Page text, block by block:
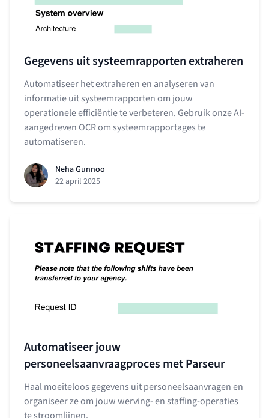
Gegevens uit systeemrapporten extraheren
Automatiseer het extraheren en analyseren van
informatie uit systeemrapporten om jouw
operationele efficiëntie te verbeteren. Gebruik onze AI-
aangedreven OCR om systeemrapportages te
automatiseren.
Neha Gunnoo
22 april 2025
Automatiseer jouw
personeelsaanvraagproces met Parseur
Haal moeiteloos gegevens uit personeelsaanvragen en
organiseer ze om jouw werving- en staffing-operaties